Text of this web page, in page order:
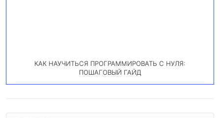
КАК НАУЧИТЬСЯ ПРОГРАММИРОВАТЬ С НУЛЯ:
ПОШАГОВЫЙ ГАЙД